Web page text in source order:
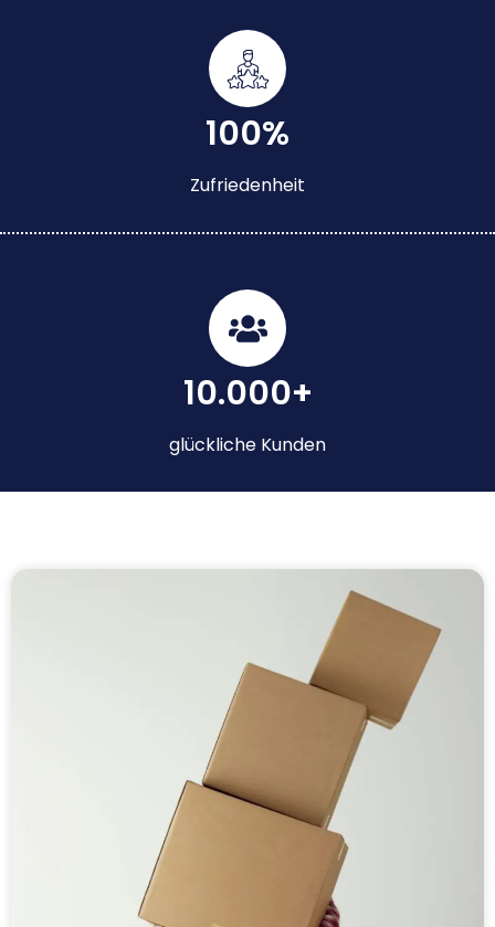
100%
Zufriedenheit
10.000+
glückliche Kunden